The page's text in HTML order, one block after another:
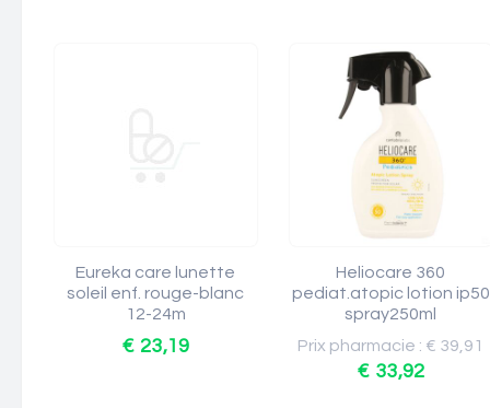
Eureka care lunette
soleil enf. rouge-blanc
12-24m
€ 23,19
Heliocare 360
pediat.atopic lotion ip50
spray250ml
Prix pharmacie : € 39,91
€ 33,92